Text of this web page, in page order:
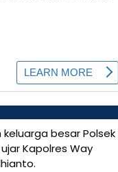
besar Polsek
Kapolres Way